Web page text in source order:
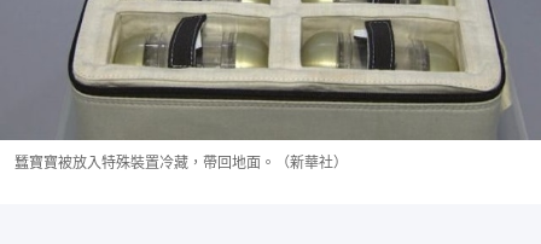
蠶寶寶被放入特殊裝置冷藏，帶回地面。（新華社）